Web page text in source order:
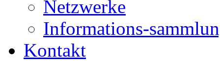
Netzwerke
Informations-
Kontakt